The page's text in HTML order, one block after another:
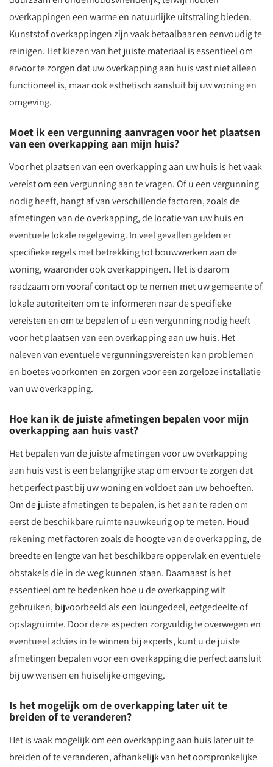
overkappingen een warme en natuurlijke uitstraling bieden.
Kunststof overkappingen zijn vaak betaalbaar en eenvoudig te
reinigen. Het kiezen van het juiste materiaal is essentieel om
ervoor te zorgen dat uw overkapping aan huis vast niet alleen
functioneel is, maar ook esthetisch aansluit bij uw woning en
omgeving.
Moet ik een vergunning aanvragen voor het plaatsen
van een overkapping aan mijn huis?
Voor het plaatsen van een overkapping aan uw huis is het vaak
vereist om een vergunning aan te vragen. Of u een vergunning
nodig heeft, hangt af van verschillende factoren, zoals de
afmetingen van de overkapping, de locatie van uw huis en
eventuele lokale regelgeving. In veel gevallen gelden er
specifieke regels met betrekking tot bouwwerken aan de
woning, waaronder ook overkappingen. Het is daarom
raadzaam om vooraf contact op te nemen met uw gemeente of
lokale autoriteiten om te informeren naar de specifieke
vereisten en om te bepalen of u een vergunning nodig heeft
voor het plaatsen van een overkapping aan uw huis. Het
naleven van eventuele vergunningsvereisten kan problemen
en boetes voorkomen en zorgen voor een zorgeloze installatie
van uw overkapping.
Hoe kan ik de juiste afmetingen bepalen voor mijn
overkapping aan huis vast?
Het bepalen van de juiste afmetingen voor uw overkapping
aan huis vast is een belangrijke stap om ervoor te zorgen dat
het perfect past bij uw woning en voldoet aan uw behoeften.
Om de juiste afmetingen te bepalen, is het aan te raden om
eerst de beschikbare ruimte nauwkeurig op te meten. Houd
rekening met factoren zoals de hoogte van de overkapping, de
breedte en lengte van het beschikbare oppervlak en eventuele
obstakels die in de weg kunnen staan. Daarnaast is het
essentieel om te bedenken hoe u de overkapping wilt
gebruiken, bijvoorbeeld als een loungedeel, eetgedeelte of
opslagruimte. Door deze aspecten zorgvuldig te overwegen en
eventueel advies in te winnen bij experts, kunt u de juiste
afmetingen bepalen voor een overkapping die perfect aansluit
bij uw wensen en huiselijke omgeving.
Is het mogelijk om de overkapping later uit te
breiden of te veranderen?
Het is vaak mogelijk om een overkapping aan huis later uit te
breiden of te veranderen, afhankelijk van het oorspronkelijke